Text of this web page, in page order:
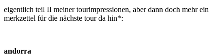
eigentlich teil II meiner tourimpressionen, aber dann doch mehr ein
merkzettel für die nächste tour da hin*:
andorra